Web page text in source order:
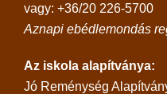
vagy: +36/20 226-5700
Aznapi ebédlemondás
Az iskola alapítványa:
Jó Reménység